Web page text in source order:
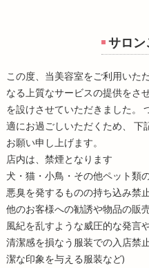
サロ
この度、当美容室をご利用いた
なる上質なサービスの提供をさ
を設けさせていただきました。
適にお過ごしいただくため、 下
お願い申し上げます。
店内は、禁煙となります
犬・猫・小鳥・その他ペット類
悪臭を発するものの持ち込み禁
他のお客様への勧誘や物品の販
風紀を乱すような威圧的な発言
清潔感を損なう服装での入店禁
潔な印象を与える服装など)